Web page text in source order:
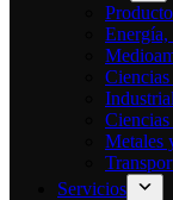
Energía,
Ciencias
Industrial
Metales
Servicios